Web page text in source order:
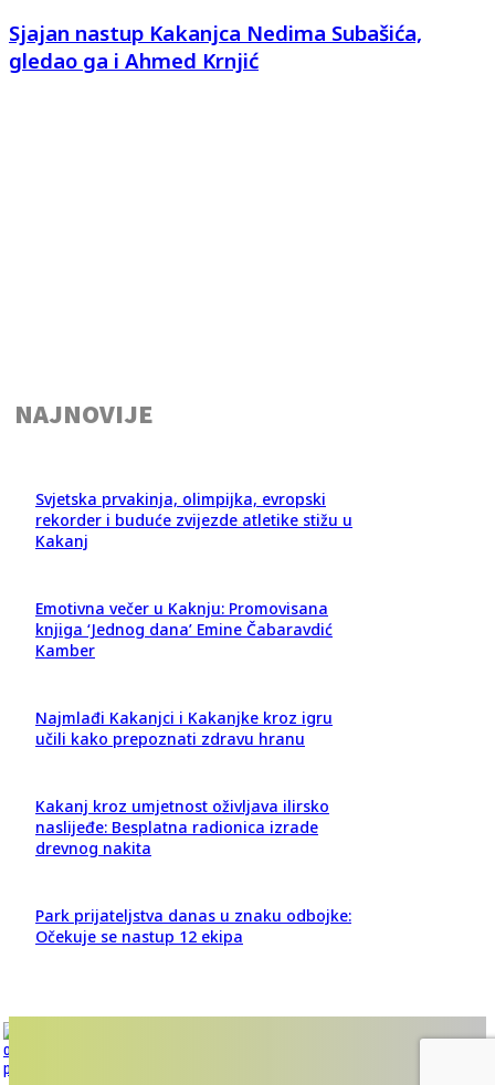
Sjajan nastup Kakanjca Nedima Subašića,
gledao ga i Ahmed Krnjić
NAJNOVIJE
Svjetska prvakinja, olimpijka, evropski
rekorder i buduće zvijezde atletike stižu u
Kakanj
Emotivna večer u Kaknju: Promovisana
knjiga ‘Jednog dana’ Emine Čabaravdić
Kamber
Najmlađi Kakanjci i Kakanjke kroz igru
učili kako prepoznati zdravu hranu
Kakanj kroz umjetnost oživljava ilirsko
naslijeđe: Besplatna radionica izrade
drevnog nakita
Park prijateljstva danas u znaku odbojke:
Očekuje se nastup 12 ekipa